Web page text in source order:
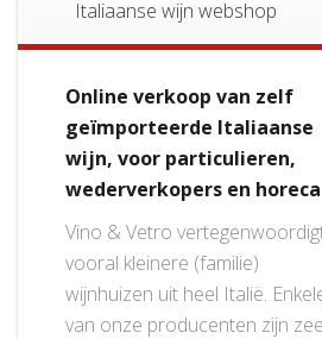
Italiaanse wijn webshop
Online verkoop van zelf
geïmporteerde Italiaanse
wijn, voor particulieren,
wederverkopers en horeca
Vino & Vetro
vooral kleinere (familie)
wijnhuizen uit heel Italië.
van onze producenten zijn